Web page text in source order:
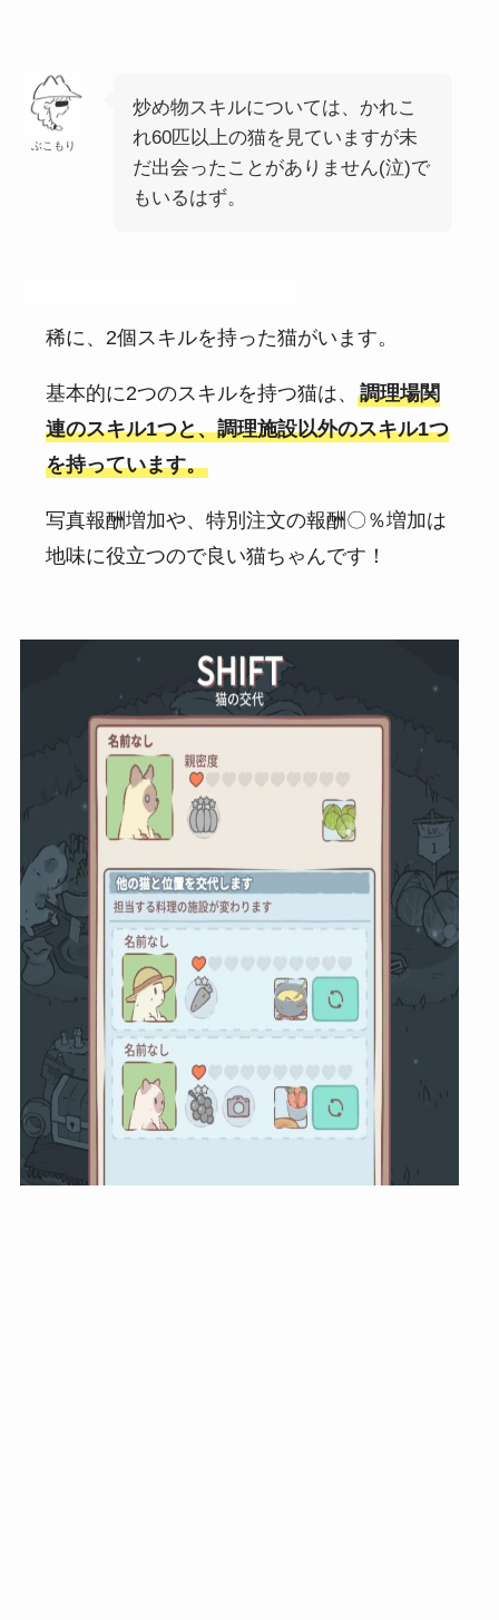
ぶこもり
炒め物スキルについては、かれこ
れ60匹以上の猫を見ていますが未
だ出会ったことがありません(泣)で
もいるはず。
稀に、2個スキルを持った猫がいます。
基本的に2つのスキルを持つ猫は、調理場関
連のスキル1つと、調理施設以外のスキル1つ
を持っています。
写真報酬増加や、特別注文の報酬〇％増加は
地味に役立つので良い猫ちゃんです！